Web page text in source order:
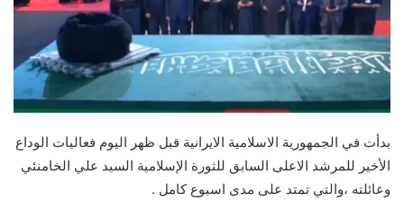
بدأت في الجمهورية الاسلامية الايرانية قبل ظهر اليوم فعاليات الوداع
الأخير للمرشد الاعلى السابق للثورة الإسلامية السيد علي الخامنئي
وعائلته ،والتي تمتد على مدى اسبوع كامل .